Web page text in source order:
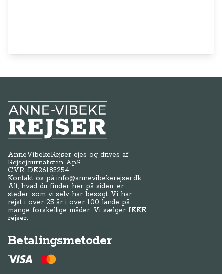
Anne-Vibeke Rejser
AnneVibekeRejser ejes og drives af
Rejsejournalisten ApS
CVR: DK26185254
Kontakt os påinfo@annevibekerejser.dk
Alt, hvad du finder her på siden, er
steder, som vi selv har besøgt. Vi har
rejst i over 25 år i over 100 lande på
mange forskellige måder. Vi sælger IKKE
rejser.
Betalingsmetoder